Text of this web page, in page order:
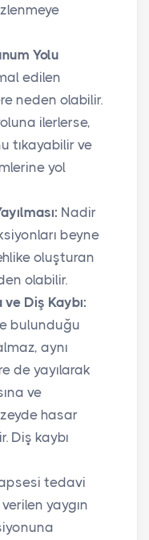
Yolu
edilen
neden olabilir.
ilerlerse,
tıkayabilir ve
yol
Nadir
beyne
oluşturan
olabilir.
Diş Kaybı:
bulunduğu
aynı
de yayılarak
ve
hasar
Diş kaybı
tedavi
yaygın